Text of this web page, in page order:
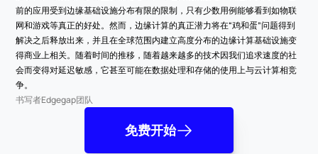
前的应用受到边缘基础设施分布有限的限制，只有少数用例能够看到如物联
网和游戏等真正的好处。然而，边缘计算的真正潜力将在“鸡和蛋”问题得到
解决之后释放出来，并且在全球范围内建立高度分布的边缘计算基础设施变
得商业上相关。随着时间的推移，随着越来越多的技术因我们追求速度的社
会而变得对延迟敏感，它甚至可能在数据处理和存储的使用上与云计算相竞
争。
书写者Edgegap团队
免费开始